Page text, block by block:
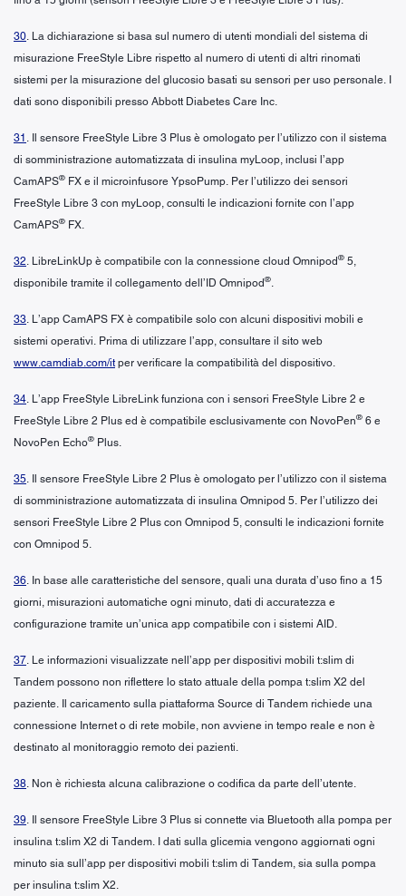
30. La dichiarazione si basa sul numero di utenti mondiali del sistema di
misurazione FreeStyle Libre rispetto al numero di utenti di altri rinomati
sistemi per la misurazione del glucosio basati su sensori per uso personale. I
dati sono disponibili presso Abbott Diabetes Care Inc.
31 . Il sensore FreeStyle Libre 3 Plus è omologato per l’utilizzo con il sistema
di somministrazione automatizzata di insulina myLoop, inclusi l’app
CamAPS® FX e il microinfusore YpsoPump. Per l’utilizzo dei sensori
FreeStyle Libre 3 con myLoop, consulti le indicazioni fornite con l’app
CamAPS® FX.
32. LibreLinkUp è compatibile con la connessione cloud Omnipod® 5,
disponibile tramite il collegamento dell’ID Omnipod®.
33. L’app CamAPS FX è compatibile solo con alcuni dispositivi mobili e
sistemi operativi. Prima di utilizzare l’app, consultare il sito web
www.camdiab.com/it per verificare la compatibilità del dispositivo.
34. L’app FreeStyle LibreLink funziona con i sensori FreeStyle Libre 2 e
FreeStyle Libre 2 Plus ed è compatibile esclusivamente con NovoPen® 6 e
NovoPen Echo® Plus.
35. Il sensore FreeStyle Libre 2 Plus è omologato per l’utilizzo con il sistema
di somministrazione automatizzata di insulina Omnipod 5. Per l’utilizzo dei
sensori FreeStyle Libre 2 Plus con Omnipod 5, consulti le indicazioni fornite
con Omnipod 5.
36. In base alle caratteristiche del sensore, quali una durata d’uso fino a 15
giorni, misurazioni automatiche ogni minuto, dati di accuratezza e
configurazione tramite un’unica app compatibile con i sistemi AID.
37. Le informazioni visualizzate nell’app per dispositivi mobili t:slim di
Tandem possono non riflettere lo stato attuale della pompa t:slim X2 del
paziente. Il caricamento sulla piattaforma Source di Tandem richiede una
connessione Internet o di rete mobile, non avviene in tempo reale e non è
destinato al monitoraggio remoto dei pazienti.
38. Non è richiesta alcuna calibrazione o codifica da parte dell’utente.
39. Il sensore FreeStyle Libre 3 Plus si connette via Bluetooth alla pompa per
insulina t:slim X2 di Tandem. I dati sulla glicemia vengono aggiornati ogni
minuto sia sull’app per dispositivi mobili t:slim di Tandem, sia sulla pompa
per insulina t:slim X2.